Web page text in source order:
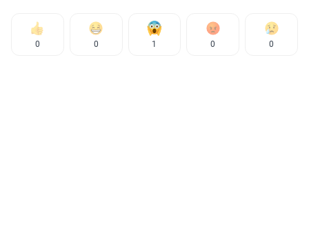
0 0 1 0 0